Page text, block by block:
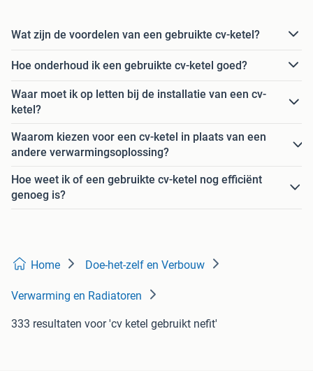
Wat zijn de voordelen van een gebruikte cv-ketel?
Hoe onderhoud ik een gebruikte cv-ketel goed?
Waar moet ik op letten bij de installatie van een cv-
ketel?
Waarom kiezen voor een cv-ketel in plaats van een
andere verwarmingsoplossing?
Hoe weet ik of een gebruikte cv-ketel nog efficiënt
genoeg is?
Home Doe-het-zelf en Verbouw
Verwarming en Radiatoren
333 resultaten voor 'cv ketel gebruikt nefit'